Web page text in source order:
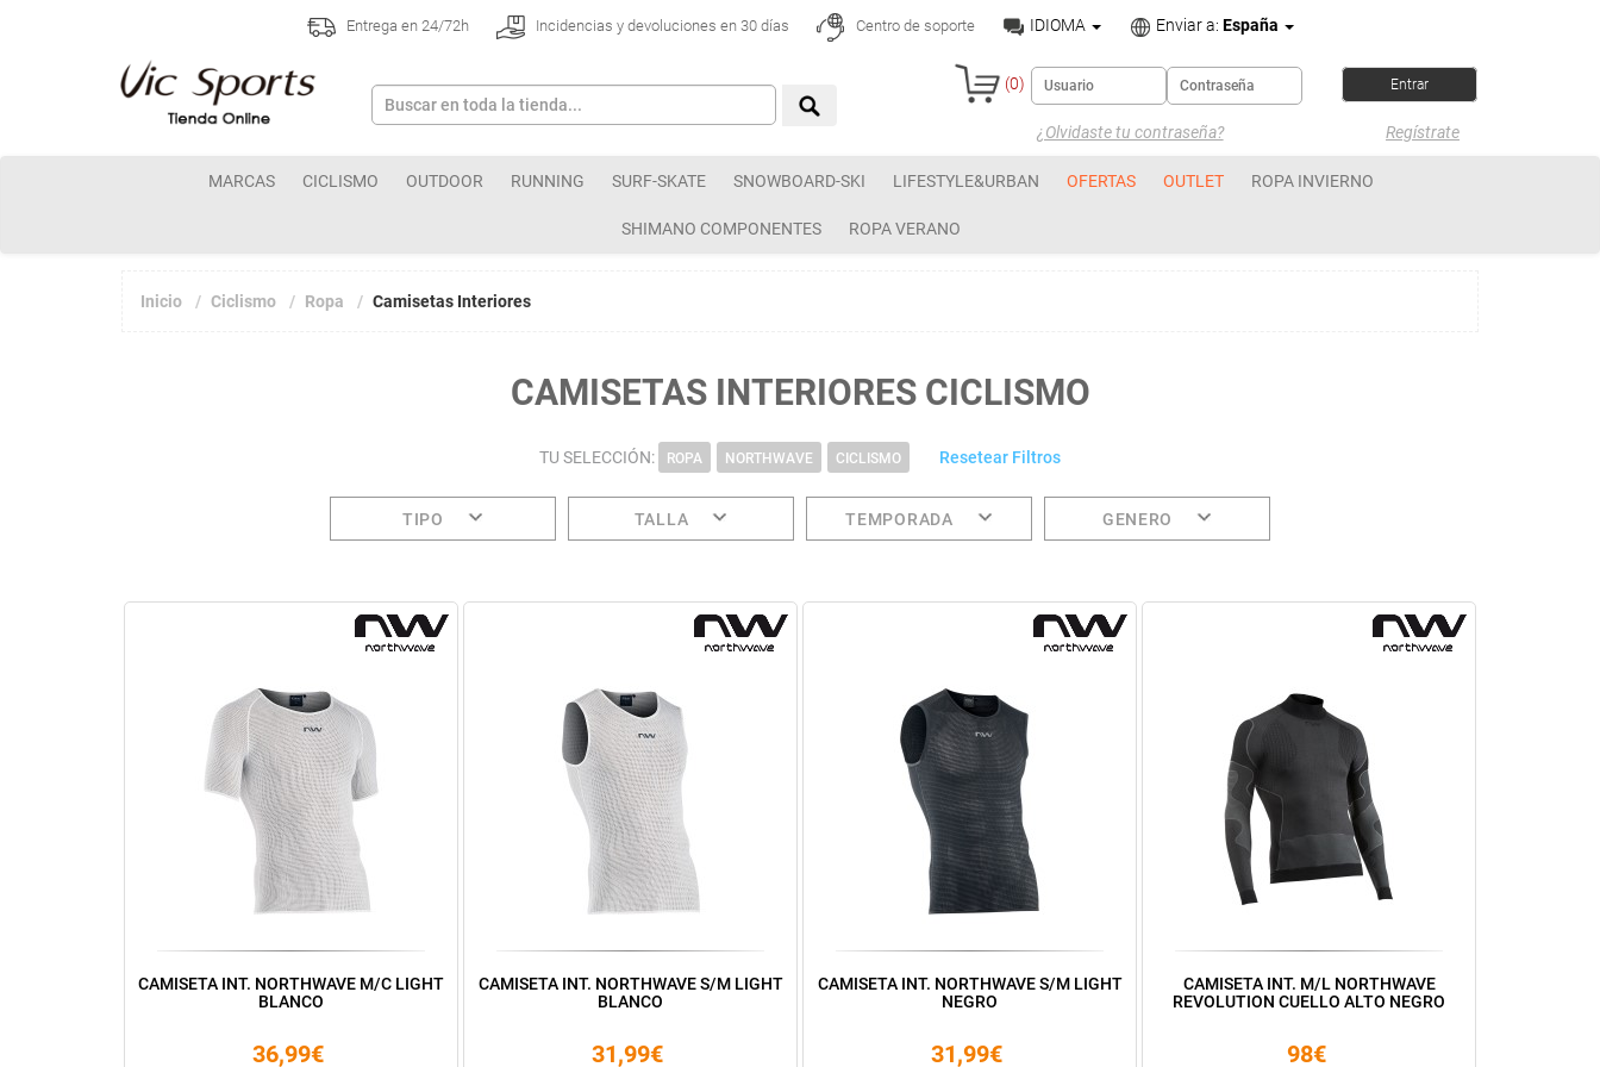
Entrega en 24/72h Incidencias y devoluciones en 30 días Centro de soporte IDIOMA Enviar a: España
(0)
¿Olvidaste tu contraseña? Regístrate
MARCAS CICLISMO OUTDOOR RUNNING SURF-SKATE SNOWBOARD-SKI LIFESTYLE&URBAN OFERTAS OUTLET ROPA INVIERNO
SHIMANO COMPONENTES ROPA VERANO
Inicio Ciclismo Ropa Camisetas Interiores
CAMISETAS INTERIORES CICLISMO
TU SELECCIÓN: ROPA NORTHWAVE CICLISMO Resetear Filtros
TIPO TALLA TEMPORADA GENERO
CAMISETA INT. NORTHWAVE M/C LIGHT
BLANCO
36,99€
CAMISETA INT. NORTHWAVE S/M LIGHT
BLANCO
31,99€
CAMISETA INT. NORTHWAVE S/M LIGHT
NEGRO
31,99€
CAMISETA INT. M/L NORTHWAVE
REVOLUTION CUELLO ALTO NEGRO
98€